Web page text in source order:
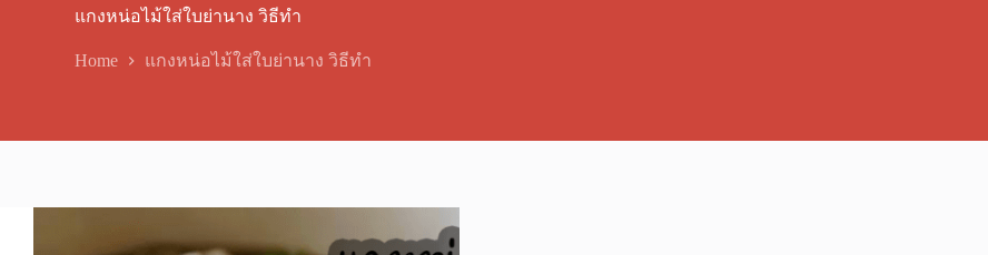
แกงหน่อไม้ใส่ใบย่านาง วิธีทำ
Home แกงหน่อไม้ใส่ใบย่านาง วิธีทำ